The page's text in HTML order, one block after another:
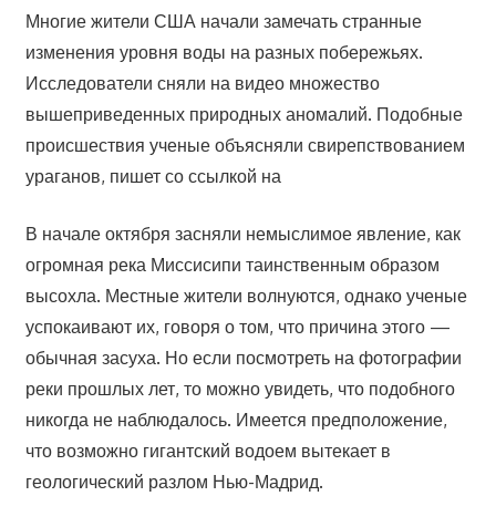
Многие жители США начали замечать странные
изменения уровня воды на разных побережьях.
Исследователи сняли на видео множество
вышеприведенных природных аномалий. Подобные
происшествия ученые объясняли свирепствованием
ураганов, пишет со ссылкой на
В начале октября засняли немыслимое явление, как
огромная река Миссисипи таинственным образом
высохла. Местные жители волнуются, однако ученые
успокаивают их, говоря о том, что причина этого —
обычная засуха. Но если посмотреть на фотографии
реки прошлых лет, то можно увидеть, что подобного
никогда не наблюдалось. Имеется предположение,
что возможно гигантский водоем вытекает в
геологический разлом Нью-Мадрид.